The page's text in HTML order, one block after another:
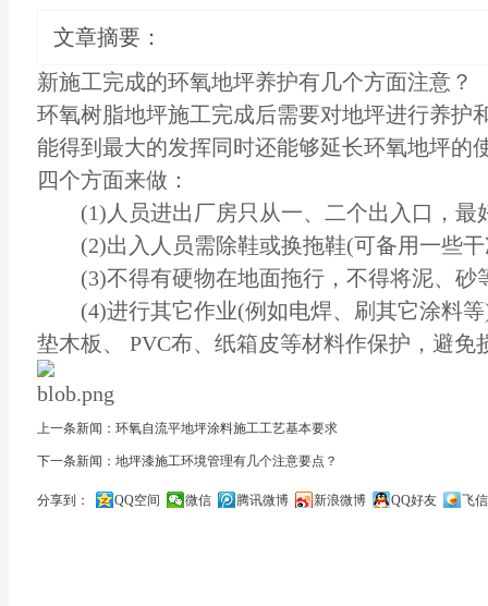
文章摘要：
新施工完成的环氧地坪养护有几个方面注意？
环氧树脂地坪施工完成后需要对地坪进行养护
能得到最大的发挥同时还能够延长环氧地坪的
四个方面来做：
(1)人员进出厂房只从一、二个出入口，最
(2)出入人员需除鞋或换拖鞋(可备用一些干
(3)不得有硬物在地面拖行，不得将泥、砂
(4)进行其它作业(例如电焊、刷其它涂料等
垫木板、 PVC布、纸箱皮等材料作保护，避免
上一条新闻：环氧自流平地坪涂料施工工艺基本要求
下一条新闻：地坪漆施工环境管理有几个注意要点？
分享到： QQ空间 微信 腾讯微博 新浪微博 QQ好友
飞信